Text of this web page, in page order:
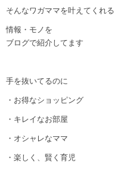
そんなワガママを叶えてくれる
情報・モノを
ブログで紹介してます
手を抜いてるのに
・お得なショッピング
・キレイなお部屋
・オシャレなママ
・楽しく、賢く育児